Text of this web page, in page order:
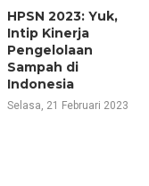
HPSN 2023: Yuk,
Intip Kinerja
Pengelolaan
Sampah di
Indonesia
Selasa, 21 Februari 2023